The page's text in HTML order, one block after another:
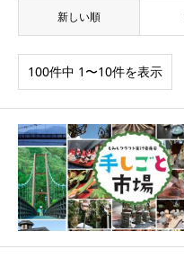
新しい順
100件中 1〜10件を表示